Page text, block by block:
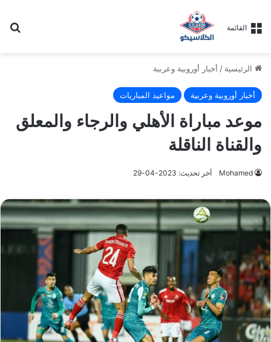
القائمة
الرئيسية / أخبار أوروبية وعربية
أخبار أوروبية وعربية مواعيد المباريات
موعد مباراة الأهلي والرجاء والمعلق
والقناة الناقلة
Mohamed آخر تحديث: 2023-04-29